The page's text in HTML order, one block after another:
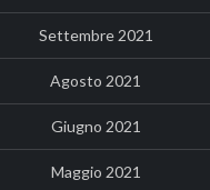
Settembre 2021
Agosto 2021
Giugno 2021
Maggio 2021